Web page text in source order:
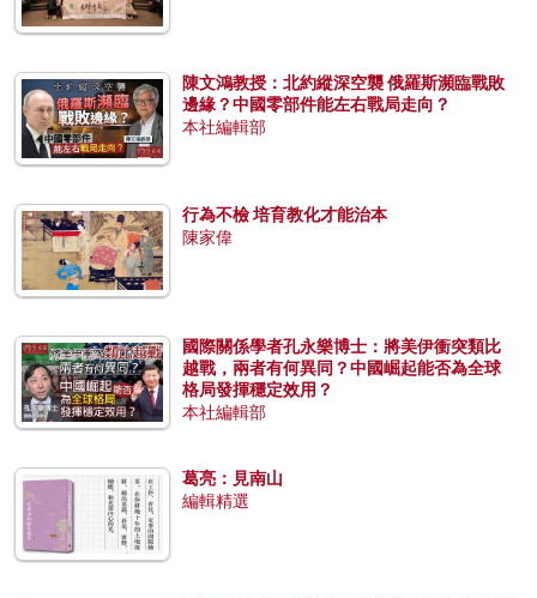
陳文鴻教授：北約縱深空襲 俄羅斯瀕臨戰敗
邊緣？中國零部件能左右戰局走向？
本社編輯部
行為不檢 培育教化才能治本
陳家偉
國際關係學者孔永樂博士：將美伊衝突類比
越戰，兩者有何異同？中國崛起能否為全球
格局發揮穩定效用？
本社編輯部
葛亮：見南山
編輯精選